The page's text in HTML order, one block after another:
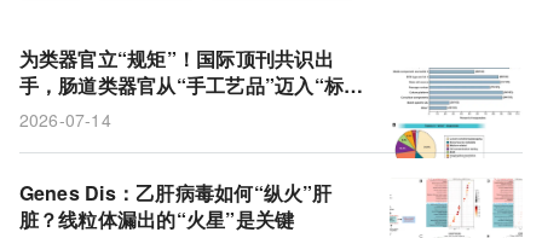
脑部刺激
纳米圆盘 癌症
EV-SELEX
核酸适配体
临床试验
树突状细胞
小鼠模型
卡介苗 磁场
活性氧
为类器官立“规矩”！国际顶刊共识出
手，肠道类器官从“手工艺品”迈入“标准
化工业化”时代
2026-07-14
Genes Dis：乙肝病毒如何“纵火”肝
脏？线粒体漏出的“火星”是关键